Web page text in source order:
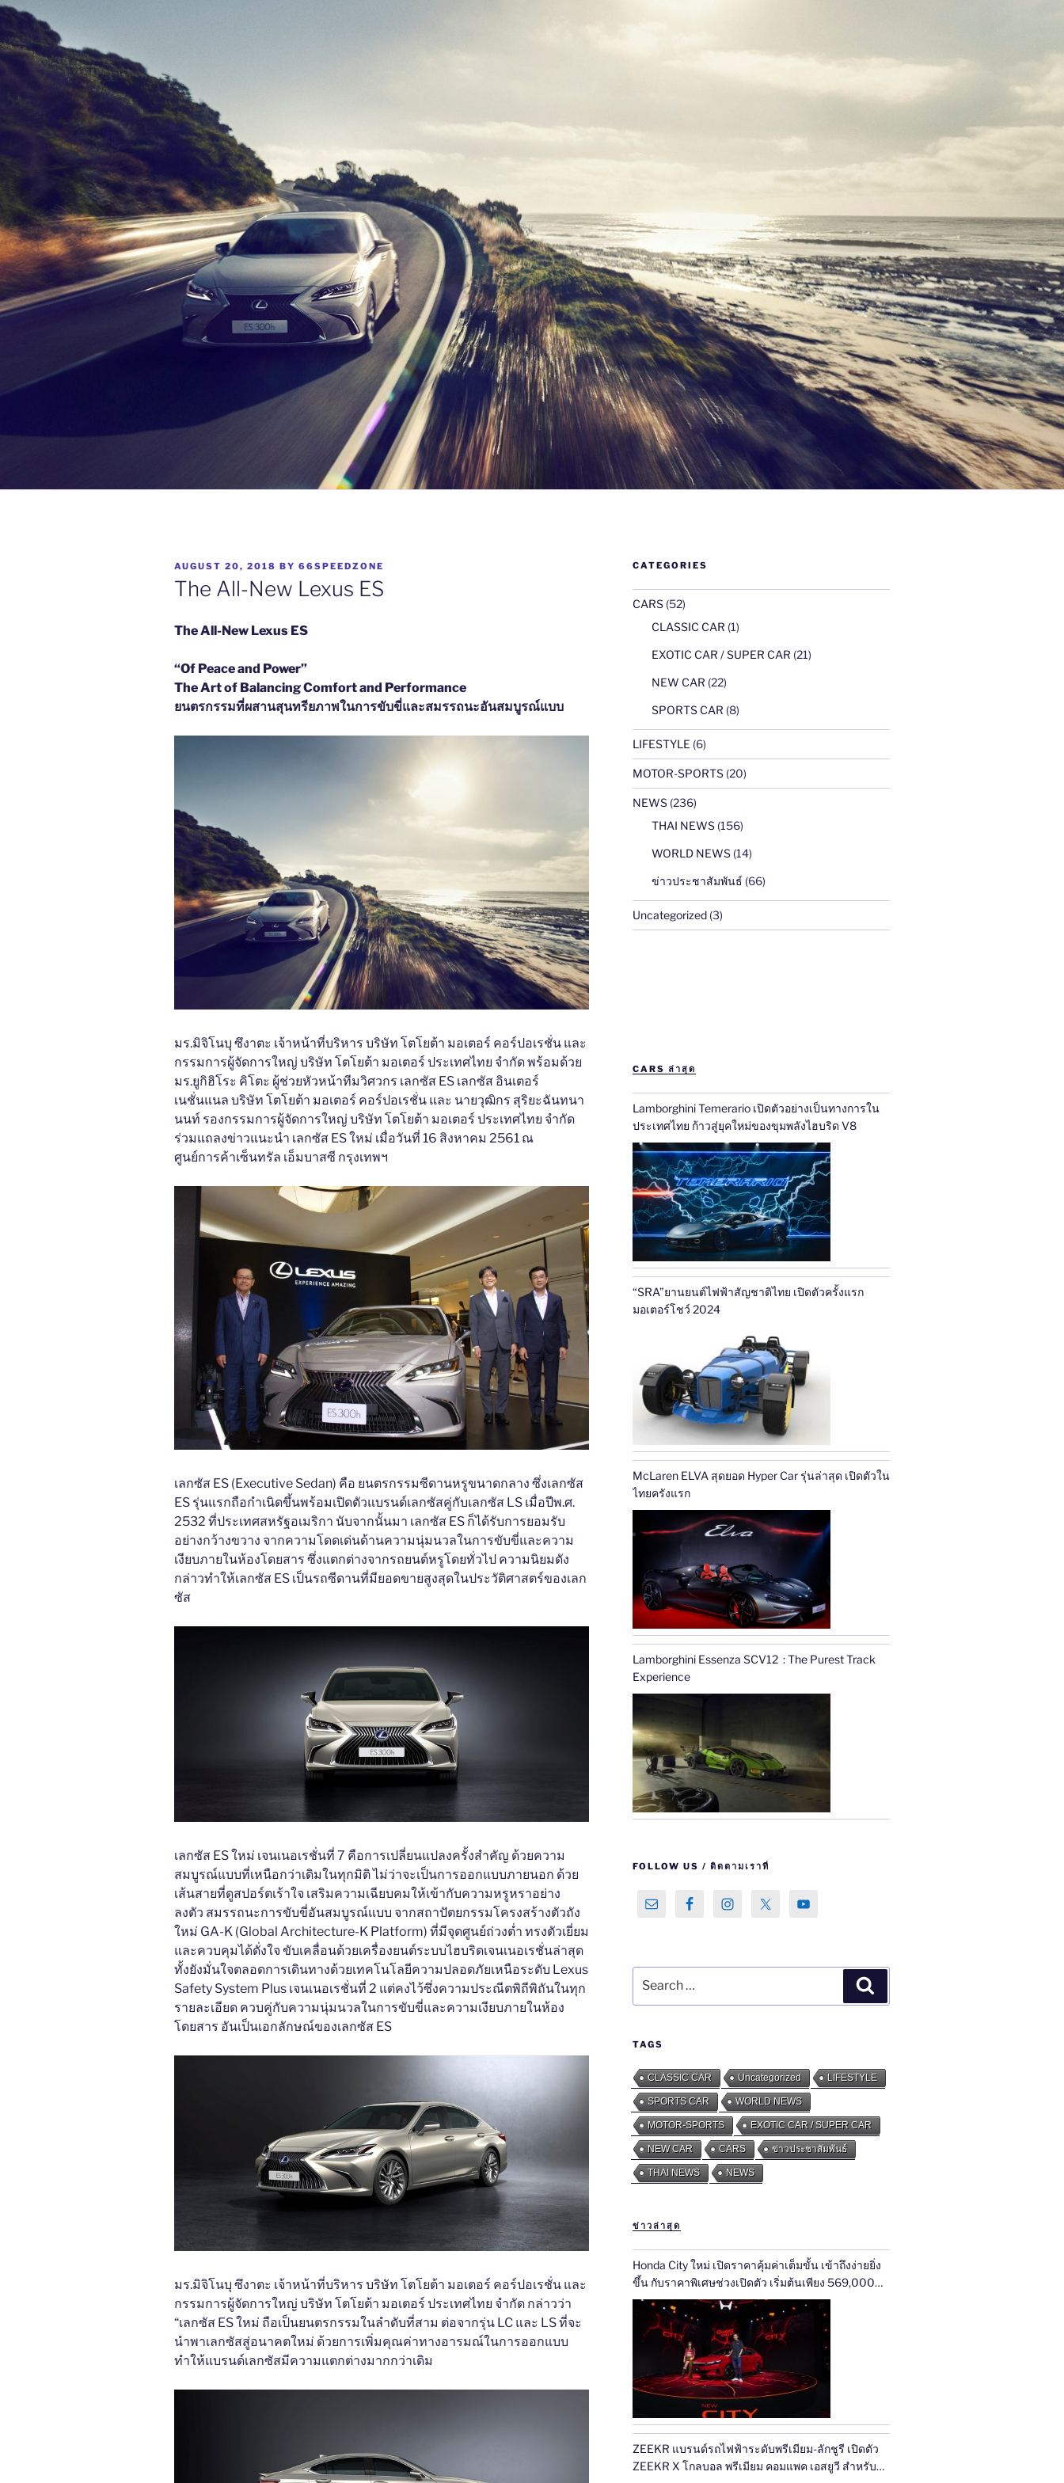
POSTED
ON
AUGUST 20, 2018 BY 66SPEEDZONE
The All-New Lexus ES
The All-New Lexus ES
“Of Peace and Power”
The Art of Balancing Comfort and Performance
ยนตรกรรมที่ผสานสุนทรียภาพในการขับขี่และสมรรถนะอันสมบูรณ์แบบ
มร.มิจิโนบุ ซึงาตะ เจ้าหน้าที่บริหาร บริษัท โตโยต้า มอเตอร์ คอร์ปอเรชั่น และ
กรรมการผู้จัดการใหญ่ บริษัท โตโยต้า มอเตอร์ ประเทศไทย จำกัด พร้อมด้วย
มร.ยูกิฮิโระ คิโตะ ผู้ช่วยหัวหน้าทีมวิศวกร เลกซัส ES เลกซัส อินเตอร์
เนชั่นแนล บริษัท โตโยต้า มอเตอร์ คอร์ปอเรชั่น และ นายวุฒิกร สุริยะฉันทนา
นนท์ รองกรรมการผู้จัดการใหญ่ บริษัท โตโยต้า มอเตอร์ ประเทศไทย จำกัด
ร่วมแถลงข่าวแนะนำ เลกซัส ES ใหม่ เมื่อวันที่ 16 สิงหาคม 2561 ณ
ศูนย์การค้าเซ็นทรัล เอ็มบาสซี กรุงเทพฯ
เลกซัส ES (Executive Sedan) คือ ยนตรกรรมซีดานหรูขนาดกลาง ซึ่งเลกซัส
ES รุ่นแรกถือกำเนิดขึ้นพร้อมเปิดตัวแบรนด์เลกซัสคู่กับเลกซัส LS เมื่อปีพ.ศ.
2532 ที่ประเทศสหรัฐอเมริกา นับจากนั้นมา เลกซัส ES ก็ได้รับการยอมรับ
อย่างกว้างขวาง จากความโดดเด่นด้านความนุ่มนวลในการขับขี่และความ
เงียบภายในห้องโดยสาร ซึ่งแตกต่างจากรถยนต์หรูโดยทั่วไป ความนิยมดัง
กล่าวทำให้เลกซัส ES เป็นรถซีดานที่มียอดขายสูงสุดในประวัติศาสตร์ของเลก
ซัส
เลกซัส ES ใหม่ เจนเนอเรชั่นที่ 7 คือการเปลี่ยนแปลงครั้งสำคัญ ด้วยความ
สมบูรณ์แบบที่เหนือกว่าเดิมในทุกมิติ ไม่ว่าจะเป็นการออกแบบภายนอก ด้วย
เส้นสายที่ดูสปอร์ตเร้าใจ เสริมความเฉียบคมให้เข้ากับความหรูหราอย่าง
ลงตัว สมรรถนะการขับขี่อันสมบูรณ์แบบ จากสถาปัตยกรรมโครงสร้างตัวถัง
ใหม่ GA-K (Global Architecture-K Platform) ที่มีจุดศูนย์ถ่วงต่ำ ทรงตัวเยี่ยม
และควบคุมได้ดั่งใจ ขับเคลื่อนด้วยเครื่องยนต์ระบบไฮบริดเจนเนอเรชั่นล่าสุด
ทั้งยังมั่นใจตลอดการเดินทางด้วยเทคโนโลยีความปลอดภัยเหนือระดับ Lexus
Safety System Plus เจนเนอเรชั่นที่ 2 แต่คงไว้ซึ่งความประณีตพิถีพิถันในทุก
รายละเอียด ควบคู่กับความนุ่มนวลในการขับขี่และความเงียบภายในห้อง
โดยสาร อันเป็นเอกลักษณ์ของเลกซัส ES
มร.มิจิโนบุ ซึงาตะ เจ้าหน้าที่บริหาร บริษัท โตโยต้า มอเตอร์ คอร์ปอเรชั่น และ
กรรมการผู้จัดการใหญ่ บริษัท โตโยต้า มอเตอร์ ประเทศไทย จำกัด กล่าวว่า
“เลกซัส ES ใหม่ ถือเป็นยนตรกรรมในลำดับที่สาม ต่อจากรุ่น LC และ LS ที่จะ
นำพาเลกซัสสู่อนาคตใหม่ ด้วยการเพิ่มคุณค่าทางอารมณ์ในการออกแบบ
ทำให้แบรนด์เลกซัสมีความแตกต่างมากกว่าเดิม
CATEGORIES
CARS(52)
CLASSIC CAR (1)
EXOTIC CAR / SUPER CAR (21)
NEW CAR (22)
SPORTS CAR (8)
LIFESTYLE (6)
MOTOR-SPORTS(20)
NEWS(236)
THAI NEWS(156)
WORLD NEWS(14)
ข่าวประชาสัมพันธ์ (66)
Uncategorized(3)
CARS ล่าสุด
Lamborghini Temerario เปิดตัวอย่างเป็นทางการใน
ประเทศไทย ก้าวสู่ยุคใหม่ของขุมพลังไฮบริด V8
“SRA”ยานยนต์ไฟฟ้าสัญชาติไทย เปิดตัวครั้งแรก
มอเตอร์โชว์ 2024
McLaren ELVA สุดยอด Hyper Car รุ่นล่าสุด เปิดตัวใน
ไทยครังแรก
Lamborghini Essenza SCV12 : The Purest Track
Experience
FOLLOW US / ติดตามเราที่
for:
TAGS
CLASSIC CAR Uncategorized LIFESTYLE
SPORTS CAR WORLD NEWS
MOTOR-SPORTS EXOTIC CAR / SUPER CAR
NEW CAR CARS ข่าวประชาสัมพันธ์
THAI NEWS NEWS
ข่าวล่าสุด
Honda City ใหม่ เปิดราคาคุ้มค่าเต็มขั้น เข้าถึงง่ายยิ่ง
ขึ้น กับราคาพิเศษช่วงเปิดตัว เริ่มต้นเพียง 569,000
บาท พร้อมแนะนำรุ่นเริ่มต้นไฮบริดใหม่ e:HEV V เพียง
619,000 บาท ถึง 30 ก.ย. นี้ สัมผัสการคัมแบ็กครั้งใหญ่
ที่ ‘สั่นทุกสตรีท’ ได้แล้ววันนี้ทั่วประเทศ
ZEEKR แบรนด์รถไฟฟ้าระดับพรีเมียม-ลักชูรี เปิดตัว
ZEEKR X โกลบอล พรีเมียม คอมแพค เอสยูวี สำหรับ